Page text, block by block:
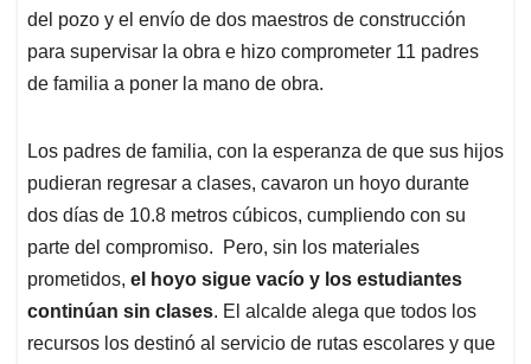
del pozo y el envío de dos maestros de construcción
para supervisar la obra e hizo comprometer 11 padres
de familia a poner la mano de obra.
Los padres de familia, con la esperanza de que sus hijos
pudieran regresar a clases, cavaron un hoyo durante
dos días de 10.8 metros cúbicos, cumpliendo con su
parte del compromiso. Pero, sin los materiales
prometidos, el hoyo sigue vacío y los estudiantes
continúan sin clases. El alcalde alega que todos los
recursos los destinó al servicio de rutas escolares y que